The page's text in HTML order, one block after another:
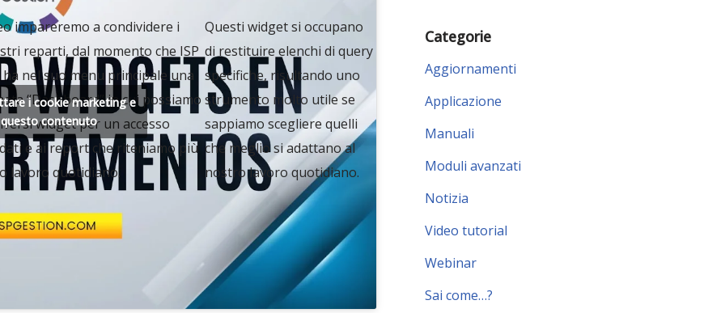
impareremo a condividere i
reparti, dal momento che ISP
nel suo menu principale una
“Dashboard” in cui possiamo
widget per un accesso
e ai report che riteniamo più
lavoro quotidiano.
Questi widget si occupano
di restituire elenchi di query
specifiche, risultando uno
strumento molto utile se
sappiamo scegliere quelli
che meglio si adattano al
nostro lavoro quotidiano.
i cookie marketing e
contenuto
Categorie
Aggiornamenti
Applicazione
Manuali
Moduli avanzati
Notizia
Video tutorial
Webinar
Sai come…?